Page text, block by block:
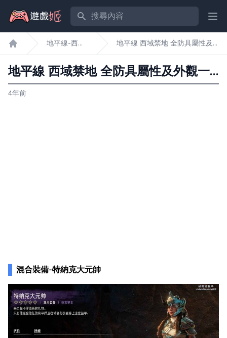
搜尋內容
遊戲姬首頁
地平線-西域
禁地
地平線 西域禁地 全防具屬性及
外觀一覽
地平線 西域禁地 全防具屬性及外觀一覽
4年前
混合裝備-特納克大元帥